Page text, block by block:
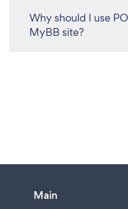
Why should I use
MyBB site?
Main